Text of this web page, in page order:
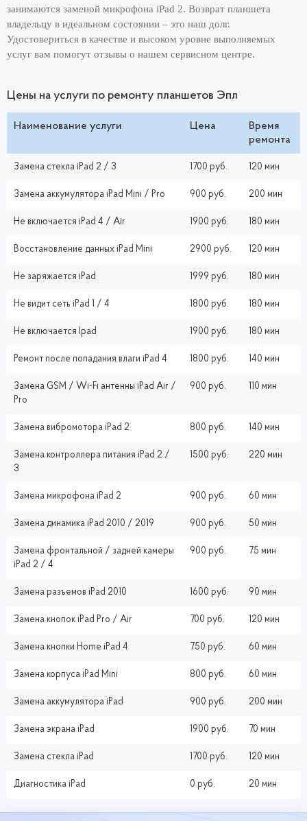
занимаются заменой микрофона iPad 2. Возврат планшета
владельцу в идеальном состоянии – это наш долг.
Удостовериться в качестве и высоком уровне выполняемых
услуг вам помогут отзывы о нашем сервисном центре.
Цены на услуги по ремонту планшетов Эпл
Наименование услуги Цена
Время
ремонта
Замена стекла iPad 2 / 3 1700 руб. 120 мин
Замена аккумулятора iPad Mini / Pro 900 руб. 200 мин
Не включается iPad 4 / Air 1900 руб. 180 мин
Восстановление данных iPad Mini 2900 руб. 120 мин
Не заряжается iPad 1999 руб. 180 мин
Не видит сеть iPad 1 / 4 1800 руб. 180 мин
Не включается Ipad 1900 руб. 180 мин
Ремонт после попадания влаги iPad 4 1800 руб. 140 мин
Замена GSM / Wi-Fi антенны iPad Air /
Pro
900 руб. 110 мин
Замена вибромотора iPad 2 800 руб. 140 мин
Замена контроллера питания iPad 2 /
3
1500 руб. 220 мин
Замена микрофона iPad 2 900 руб. 60 мин
Замена динамика iPad 2010 / 2019 900 руб. 50 мин
Замена фронтальной / задней камеры
iPad 2 / 4
900 руб. 75 мин
Замена разъемов iPad 2010 1600 руб. 90 мин
Замена кнопок iPad Pro / Air 700 руб. 120 мин
Замена кнопки Home iPad 4 750 руб. 60 мин
Замена корпуса iPad Mini 800 руб. 60 мин
Замена аккумулятора iPad 900 руб. 200 мин
Замена экрана iPad 1900 руб. 70 мин
Замена стекла iPad 1700 руб. 120 мин
Диагностика iPad 0 руб. 20 мин